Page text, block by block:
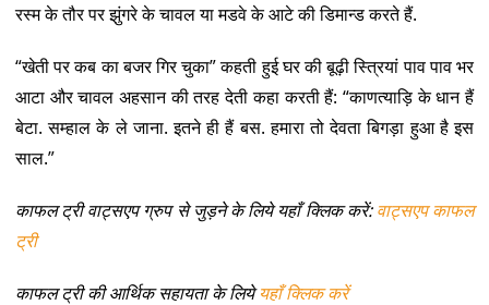
रस्म के तौर पर झुंगरे के चावल या मडवे के आटे की डिमान्ड करते हैं.
“खेती पर कब का बजर गिर चुका” कहती हुई घर की बूढ़ी स्त्रियां पाव पाव भर
आटा और चावल अहसान की तरह देती कहा करती हैं: “काणत्याड़ि के धान हैं
बेटा. सम्हाल के ले जाना. इतने ही हैं बस. हमारा तो देवता बिगड़ा हुआ है इस
साल.”
काफल ट्री वाट्सएप ग्रुप से जुड़ने के लिये यहाँ क्लिक करें:वाट्सएप काफल
ट्री
काफल ट्री की आर्थिक सहायता के लियेयहाँ क्लिक करें